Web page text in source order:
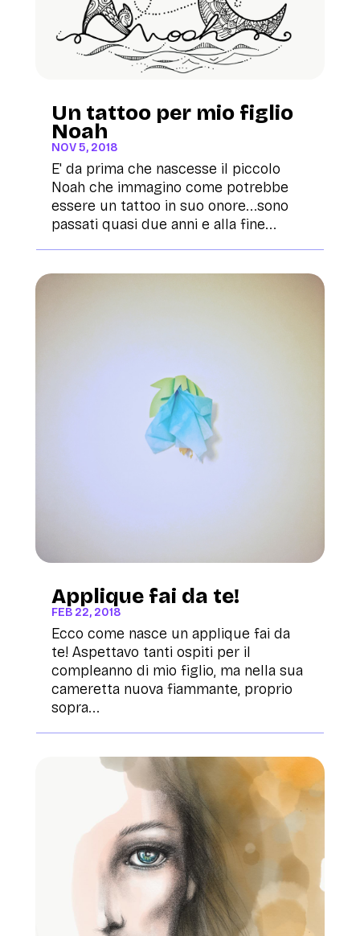
Un tattoo per mio figlio
Noah
NOV 5, 2018
E' da prima che nascesse il piccolo
Noah che immagino come potrebbe
essere un tattoo in suo onore...sono
passati quasi due anni e alla fine...
Applique fai da te!
FEB 22, 2018
Ecco come nasce un applique fai da
te! Aspettavo tanti ospiti per il
compleanno di mio figlio, ma nella sua
cameretta nuova fiammante, proprio
sopra...